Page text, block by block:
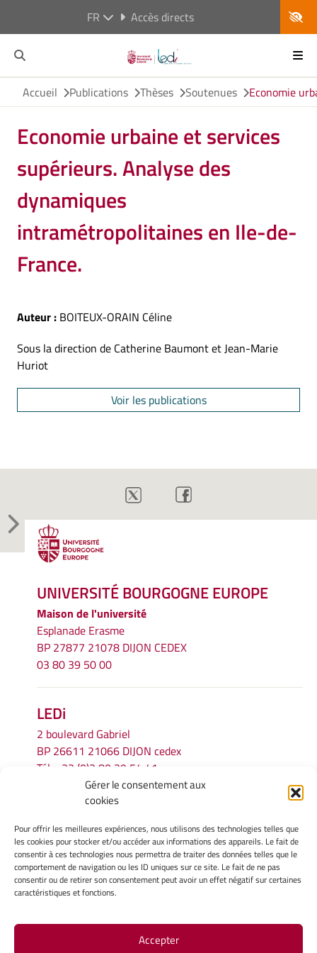
Gérer le consentement aux
cookies
Pour offrir les meilleures expériences, nous utilisons des technologies telles que
les cookies pour stocker et/ou accéder aux informations des appareils. Le fait de
consentir à ces technologies nous permettra de traiter des données telles que le
comportement de navigation ou les ID uniques sur ce site. Le fait de ne pas
consentir ou de retirer son consentement peut avoir un effet négatif sur certaines
caractéristiques et fonctions.
Accepter
FR Accès directs
Accueil Publications Thèses Soutenues Economie
Economie urbaine et services
supérieurs. Analyse des
dynamiques
intramétropolitaines en Ile-de-
France.
Auteur : BOITEUX-ORAIN Céline
Sous la direction de Catherine Baumont et Jean-Marie
Huriot
Voir les publications
UNIVERSITÉ BOURGOGNE EUROPE
Maison de l'université
Esplanade Erasme
BP 27877 21078 DIJON CEDEX
03 80 39 50 00
LEDi
2 boulevard Gabriel
BP 26611 21066 DIJON cedex
Tél.
+33 (0)3 80 39 54 41
secretariat.ledi@u-bourgogne.fr
INFORMATIONS LÉGALES
Mentions légales
Gérer mes cookies
Politique de cookies
Avertissement